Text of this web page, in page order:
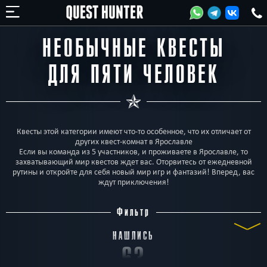
НЕОБЫЧНЫЕ КВЕСТЫ
ДЛЯ ПЯТИ ЧЕЛОВЕК
Квесты этой категории имеют что-то особенное, что их отличает от
других квест-комнат в Ярославле
Если вы команда из 5 участников, и проживаете в Ярославле, то
захватывающий мир квестов ждет вас. Оторвитесь от ежедневной
рутины и откройте для себя новый мир игр и фантазий! Вперед, вас
ждут приключения!
Фильтр
НАШЛИСЬ
63